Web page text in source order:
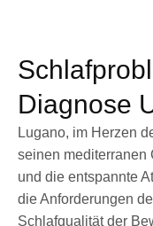
Diagnose
Lugano, im Herzen
seinen mediterranen
und die entspannte
die Anforderungen
Schlafqualität der